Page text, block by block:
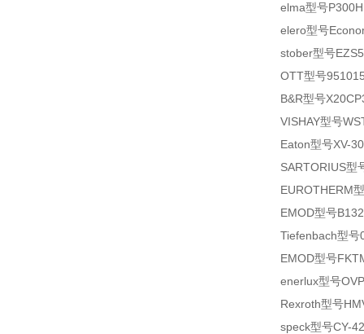
elma型号
elero型号
stober型号
OTT型号
B&R型号
VISHAY型号
Eaton型号XV-
SARTORIUS型
EUROTHERM
EMOD型号
Tiefenbach型号
EMOD型号
enerlux型号
Rexroth型号
speck型号CY-